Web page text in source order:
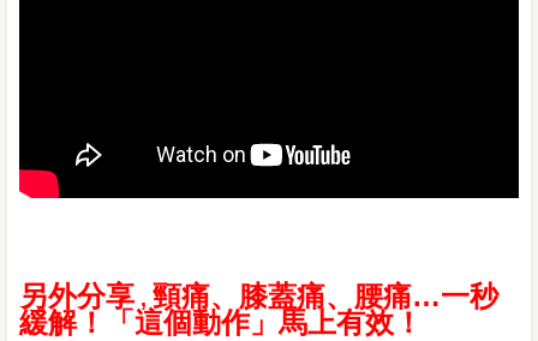
另外分享 , 頸痛、膝蓋痛、腰痛…一秒
緩解！「這個動作」馬上有效！